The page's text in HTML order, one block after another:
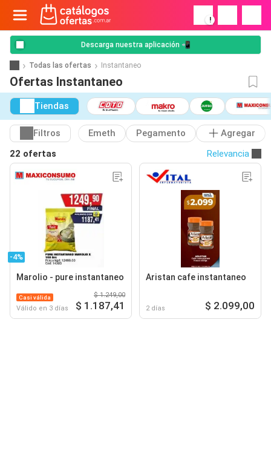
!
Descarga nuestra aplicación 📲
Todas las ofertas Instantaneo
Ofertas Instantaneo
Tiendas
Filtros Emeth Pegamento
Agregar
22 ofertas
Relevancia
-4%
Marolio - pure instantaneo
Casi válida
Válido en 3 días
$ 1.249,00
$ 1.187,41
Aristan cafe instantaneo
2 días $ 2.099,00